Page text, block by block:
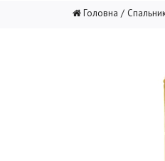
Головна